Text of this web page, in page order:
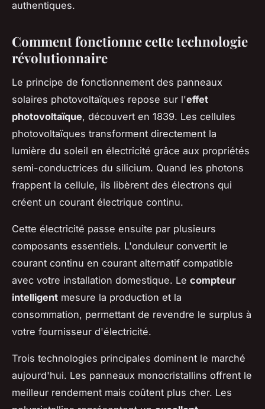
authentiques.
Comment fonctionne cette technologie
révolutionnaire
Le principe de fonctionnement des panneaux
solaires photovoltaïques repose sur l'effet
photovoltaïque, découvert en 1839. Les cellules
photovoltaïques transforment directement la
lumière du soleil en électricité grâce aux propriétés
semi-conductrices du silicium. Quand les photons
frappent la cellule, ils libèrent des électrons qui
créent un courant électrique continu.
Cette électricité passe ensuite par plusieurs
composants essentiels. L'onduleur convertit le
courant continu en courant alternatif compatible
avec votre installation domestique. Le compteur
intelligent mesure la production et la
consommation, permettant de revendre le surplus à
votre fournisseur d'électricité.
Trois technologies principales dominent le marché
aujourd'hui. Les panneaux monocristallins offrent le
meilleur rendement mais coûtent plus cher. Les